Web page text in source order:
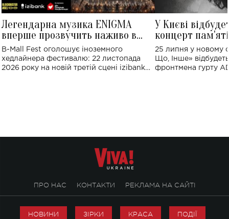
Легендарна музика ENIGMA
вперше прозвучить наживо в
Україні: де відбудеться концерт
B-Mall Fest оголошує іноземного
хедлайнера фестивалю: 22 листопада
2026 року на новій третій сцені izibank
У Києві
концерт
Клименка:
виконають
25 липня у новому
Що, Інше»
фронтмена гурту
ПРО НАС КОНТАКТИ РЕКЛАМА НА САЙТІ
НОВИНИ ЗІРКИ КРАСА ПОДІЇ